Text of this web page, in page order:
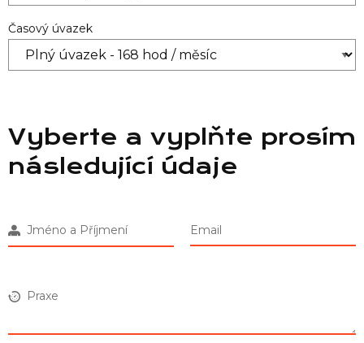
Časový úvazek
Vyberte a vyplňte prosím
následující údaje
Jméno a Příjmení Email
Praxe